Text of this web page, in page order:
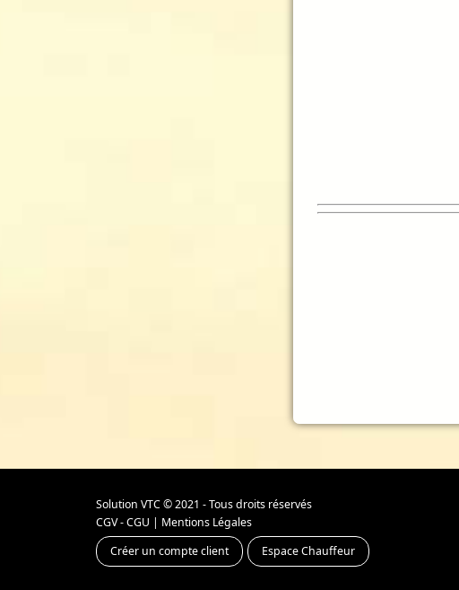
Solution VTC© 2021 - Tous droits réservés
CGV - CGU | Mentions Légales
Créer un compte client
Espace Chauffeur